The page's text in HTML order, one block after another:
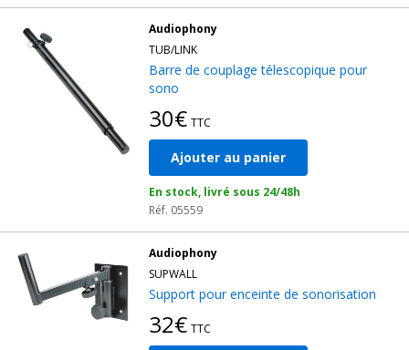
Audiophony
TUB/LINK
Barre de couplage télescopique pour
sono
30€ TTC
Ajouter au panier
En stock, livré sous 24/48h
Réf. 05559
Audiophony
SUPWALL
Support pour enceinte de sonorisation
32€ TTC